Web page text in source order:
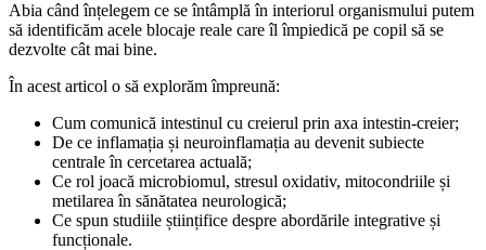
Abia când înțelegem ce se întâmplă în interiorul organismului putem
să identificăm acele blocaje reale care îl împiedică pe copil să se
dezvolte cât mai bine.
În acest articol o să explorăm împreună:
Cum comunică intestinul cu creierul prin axa intestin-creier;
De ce inflamația și neuroinflamația au devenit subiecte
centrale în cercetarea actuală;
Ce rol joacă microbiomul, stresul oxidativ, mitocondriile și
metilarea în sănătatea neurologică;
Ce spun studiile științifice despre abordările integrative și
funcționale.